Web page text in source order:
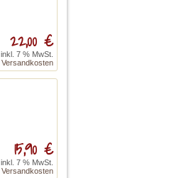
22,00 €
inkl. 7 % MwSt.
Versandkosten
15,90 €
inkl. 7 % MwSt.
Versandkosten